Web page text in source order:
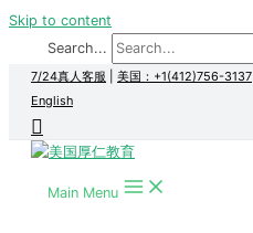
Skip to content
Search...
7/24真人客服 美国：+1(412)756-3137
English
Main Menu